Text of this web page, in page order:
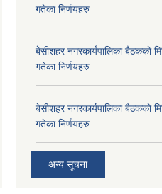
गतेका निर्णयहरु
बे‍‍सीशहर नगरकार्यपालिका बैठककाे
गतेका निर्णयहरु
बे‍‍सीशहर नगरकार्यपालिका बैठककाे
गतेका निर्णयहरु
अन्य सूचना